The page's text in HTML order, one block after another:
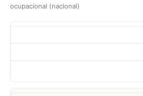
ocupacional (nacional)